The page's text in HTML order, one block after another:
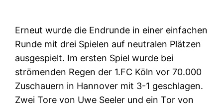
Erneut wurde die Endrunde in einer einfachen
Runde mit drei Spielen auf neutralen Plätzen
ausgespielt. Im ersten Spiel wurde bei
strömenden Regen der 1.FC Köln vor 70.000
Zuschauern in Hannover mit 3-1 geschlagen.
Zwei Tore von Uwe Seeler und ein Tor von